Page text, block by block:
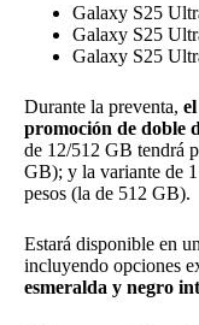
Galaxy S25
Galaxy S25
Galaxy S25
Durante la preventa,
promoción de doble
de 12/512 GB tendrá
GB); y la variante de
pesos (la de 512 GB).
Estará disponible en
incluyendo opciones
esmeralda y negro